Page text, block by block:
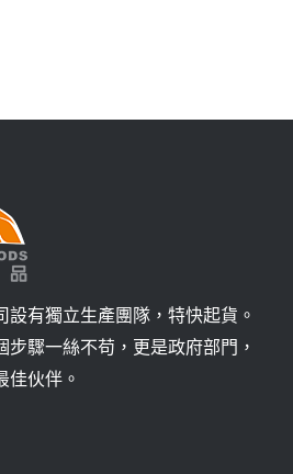
設有獨立生產團隊，特快起貨。
步驟一絲不苟，更是政府部門，
佳伙伴。